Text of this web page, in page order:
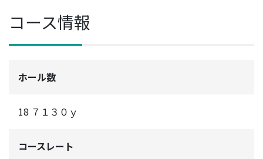
コース情報
ホール数
18 ７１３０ｙ
コースレート